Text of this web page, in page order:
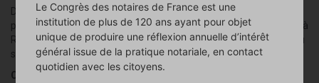
Depuis la loi n° 2022-172 du 14 février 2022 en faveur de l’activité
professionnelle indépendante, le statut d’Entrepreneur Individuel à
Responsabilité Limitée (EIRL) a été supprimé pour laisser place au
statut d’entrepreneur individuel.
Cette loi offre un statut bien plus protecteur à l’entrepreneur
Le Congrès des notaires de France est une
institution de plus de 120 ans ayant pour objet
unique de produire une réflexion annuelle d’intérêt
général issue de la pratique notariale, en contact
quotidien avec les citoyens.